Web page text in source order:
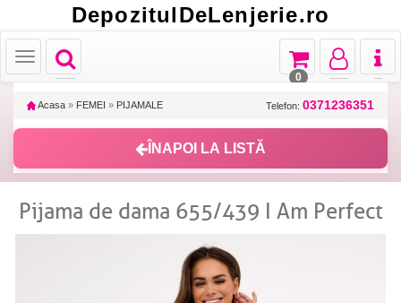
DepozitulDeLenjerie.ro
Toggle
navigation
Toggle
Toggle
navigation
Toggle
navigation
Toggle
navigation
0
Acasa » FEMEI » PIJAMALE Telefon: 0371236351
ÎNAPOI LA LISTĂ
Pijama de dama 655/439 I Am Perfect